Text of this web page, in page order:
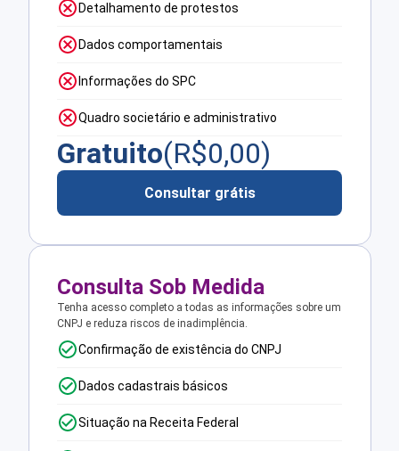
Detalhamento de protestos
Dados comportamentais
Informações do SPC
Quadro societário e administrativo
Gratuito(R$0,00)
Consultar grátis
Consulta Sob Medida
Tenha acesso completo a todas as informações sobre um
CNPJ e reduza riscos de inadimplência.
Confirmação de existência do CNPJ
Dados cadastrais básicos
Situação na Receita Federal